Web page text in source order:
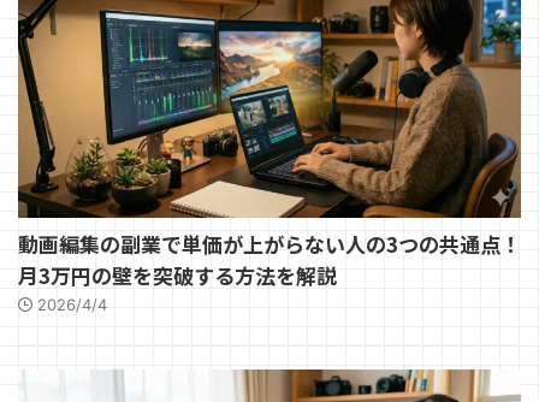
動画編集の副業で単価が上がらない人の3つの共通点！
月3万円の壁を突破する方法を解説
2026/4/4